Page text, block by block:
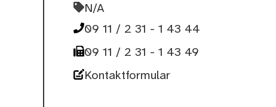
N/A
09 11 / 2 31 - 1 43 44
09 11 / 2 31 - 1 43 49
Kontaktformular